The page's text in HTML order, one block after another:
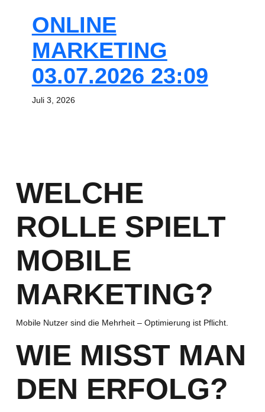
ONLINE
MARKETING
03.07.2026 23:09
Juli 3, 2026
WELCHE
ROLLE SPIELT
MOBILE
MARKETING?
Mobile Nutzer sind die Mehrheit – Optimierung ist Pflicht.
WIE MISST MAN
DEN ERFOLG?